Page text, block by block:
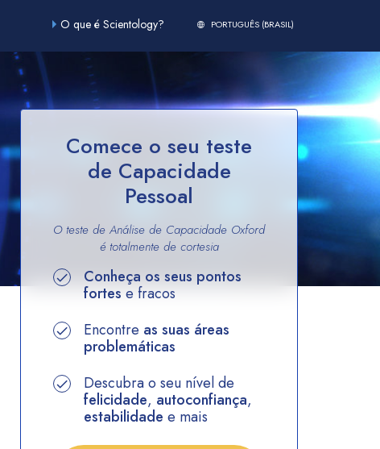
O que é Scientology? PORTUGUÊS (BRASIL)
Comece o seu teste
de Capacidade
Pessoal
O teste de Análise de Capacidade Oxford
é totalmente de cortesia
Conheça os seus pontos
fortes e fracos
Encontre as suas áreas
problemáticas
Descubra o seu nível de
felicidade, autoconfiança,
estabilidade e mais